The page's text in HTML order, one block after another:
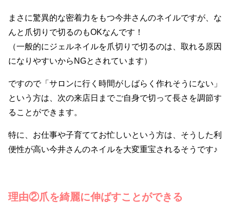
まさに驚異的な密着力をもつ今井さんのネイルですが、な
んと爪切りで切るのもOKなんです！
（一般的にジェルネイルを爪切りで切るのは、取れる原因
になりやすいからNGとされています）
ですので「サロンに行く時間がしばらく作れそうにない」
という方は、次の来店日までご自身で切って長さを調節す
ることができます。
特に、お仕事や子育ててお忙しいという方は、そうした利
便性が高い今井さんのネイルを大変重宝されるそうです♪
理由②爪を綺麗に伸ばすことができる